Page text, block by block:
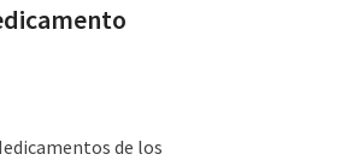
de los